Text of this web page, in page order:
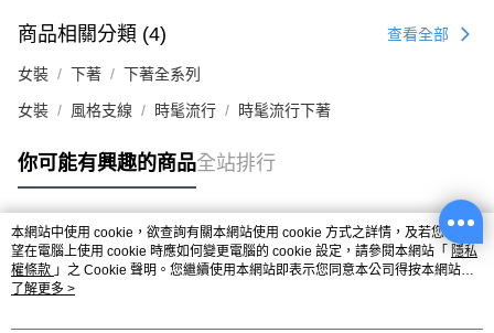
商品相關分類 (4) 查看全部
女裝 下著 下著全系列
女裝 風格支線 時髦流行 時髦流行下著
你可能有興趣的商品全站排行
熱門標籤
本網站中使用 cookie，欲查詢有關本網站使用 cookie 方式之詳情，及若您不希
望在電腦上使用 cookie 時應如何變更電腦的 cookie 設定，請參閱本網站「 隱私
權條款 」之 Cookie 聲明。您繼續使用本網站即表示您同意本公司得按本網站使
用條款之 Cookie 聲明使用 cookie。
了解更多 >